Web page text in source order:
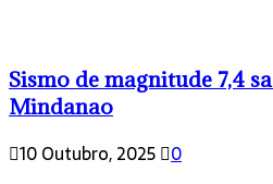
Sismo de magnitude 7,4
Mindanao
10 Outubro, 2025 0